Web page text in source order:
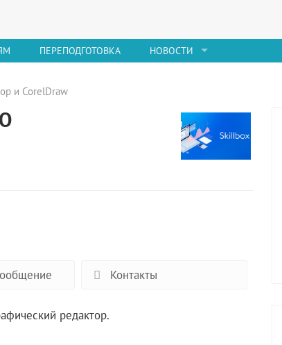
ПЕРЕПОДГОТОВКА НОВОСТИ
и CorelDraw
Контакты
редактор.